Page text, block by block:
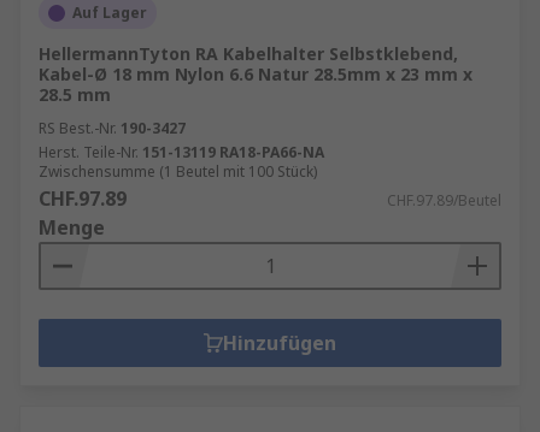
Auf Lager
HellermannTyton RA Kabelhalter Selbstklebend,
Kabel-Ø 18 mm Nylon 6.6 Natur 28.5mm x 23 mm x
28.5 mm
RS Best.-Nr. 190-3427
Herst. Teile-Nr. 151-13119 RA18-PA66-NA
Zwischensumme (1 Beutel mit 100 Stück)
CHF.97.89 CHF.97.89/Beutel
Menge
Hinzufügen